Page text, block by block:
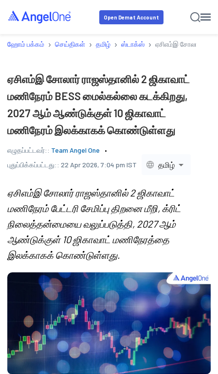
Open Demat Account
ஹோம் பக்கம் › செய்திகள் › தமிழ் › ஸ்டாக்ஸ் › ஏசிஎம்இ சோலார்
ஏசிஎம்இ சோலார் ராஜஸ்தானில் 2 ஜிகாவாட்
மணிநேரம் BESS மைல்கல்லை கடக்கிறது,
2027 ஆம் ஆண்டுக்குள் 10 ஜிகாவாட்
மணிநேரம் இலக்காகக் கொண்டுள்ளது
எழுதப்பட்டவர்:: Team Angel One
புதுப்பிக்கப்பட்டது:: 22 Apr 2026, 7:04 pm IST தமிழ்
ஏசிஎம்இ சோலார் ராஜஸ்தானில் 2 ஜிகாவாட்
மணிநேரம் பேட்டரி சேமிப்பு திறனை மீறி, க்ரிட்
நிலைத்தன்மையை வலுப்படுத்தி, 2027 ஆம்
ஆண்டுக்குள் 10 ஜிகாவாட் மணிநேரத்தை
இலக்காகக் கொண்டுள்ளது.